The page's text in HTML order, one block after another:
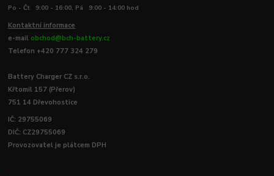
Po - Čt 9:00 - 16:00, Pá 9:00 - 14:00 hod
Kontaktní informace
e-mail obchod@bch-battery.cz
Telefon +420 777 324 279
Battery Charger CZ s.r.o.
Křtomil 157 (Přerov)
751 14 Dřevohostice
IČ: 29755069
DIČ: CZ29755069
Provozovatel je plátcem DPH